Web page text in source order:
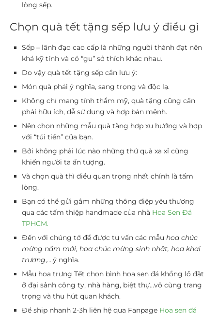
lòng sếp.
Chọn quà tết tặng sếp lưu ý điều gì
Sếp – lãnh đạo cao cấp là những người thành đạt nên
khá kỹ tính và có “gu” sở thích khác nhau.
Do vậy quà tết tặng sếp cần lưu ý:
Món quà phải ý nghĩa, sang trọng và độc lạ.
Không chỉ mang tính thẩm mỹ, quà tặng cũng cần
phải hữu ích, dễ sử dụng và hợp bản mệnh.
Nên chọn những mẫu quà tặng hợp xu hướng và hợp
với “túi tiền” của bạn.
Bởi không phải lúc nào những thứ quà xa xỉ cũng
khiến người ta ấn tượng.
Và chọn quà thì điều quan trọng nhất chính là tấm
lòng.
Bạn có thể gửi gắm những thông điệp yêu thương
qua các tấm thiệp handmade của nhà Hoa Sen Đá
TPHCM.
Đến với chúng tớ để được tư vấn các mẫu hoa chúc
mừng năm mới, hoa chúc mừng sinh nhật, hoa khai
trương,….ý nghĩa.
Mẫu hoa trưng Tết chọn bình hoa sen đá khổng lồ đặt
ở đại sảnh công ty, nhà hàng, biệt thự…vô cùng trang
trọng và thu hút quan khách.
Để ship nhanh 2-3h liên hệ qua Fanpage Hoa sen đá